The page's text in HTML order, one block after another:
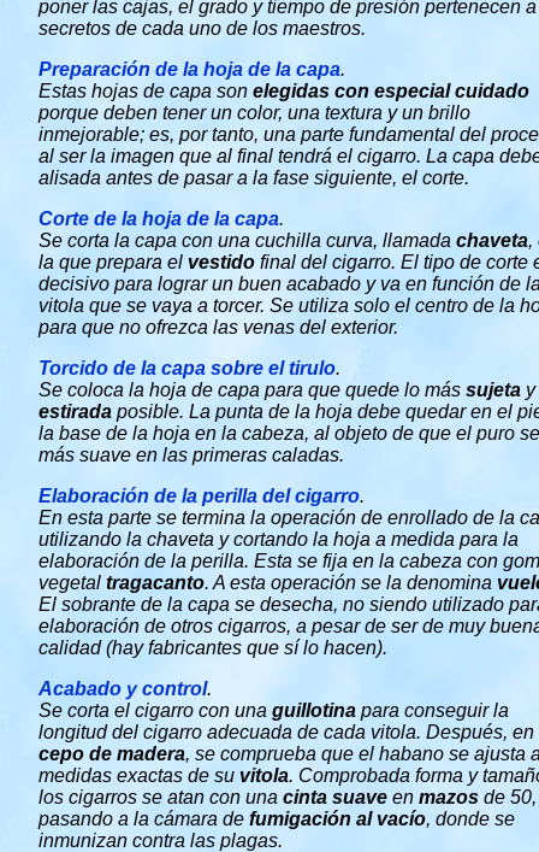
poner las cajas, el grado y tiempo de presión pertenecen
secretos de cada uno de los maestros.
Preparación de la hoja de la capa.
Estas hojas de capa son elegidas con especial cuidado
porque deben tener un color, una textura y un brillo
inmejorable; es, por tanto, una parte fundamental del
al ser la imagen que al final tendrá el cigarro. La capa
alisada antes de pasar a la fase siguiente, el corte.
Corte de la hoja de la capa.
Se corta la capa con una cuchilla curva, llamada chaveta,
la que prepara el vestido final del cigarro. El tipo de corte
decisivo para lograr un buen acabado y va en función de
vitola que se vaya a torcer. Se utiliza solo el centro de la
para que no ofrezca las venas del exterior.
Torcido de la capa sobre el tirulo.
Se coloca la hoja de capa para que quede lo más sujeta y
estirada posible. La punta de la hoja debe quedar en el
la base de la hoja en la cabeza, al objeto de que el puro
más suave en las primeras caladas.
Elaboración de la perilla del cigarro.
En esta parte se termina la operación de enrollado de la
utilizando la chaveta y cortando la hoja a medida para la
elaboración de la perilla. Esta se fija en la cabeza con
vegetal tragacanto. A esta operación se la denomina
El sobrante de la capa se desecha, no siendo utilizado
elaboración de otros cigarros, a pesar de ser de muy
calidad (hay fabricantes que sí lo hacen).
Acabado y control.
Se corta el cigarro con una guillotina para conseguir la
longitud del cigarro adecuada de cada vitola. Después, en
cepo de madera, se comprueba que el habano se ajusta
medidas exactas de su vitola. Comprobada forma y
los cigarros se atan con una cinta suave en mazos de 50,
pasando a la cámara de fumigación al vacío, donde se
inmunizan contra las plagas.